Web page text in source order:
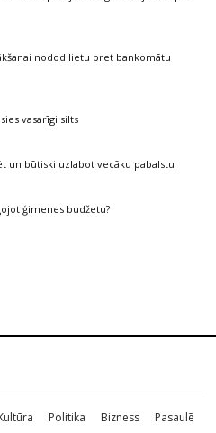
nodod lietu pret bankomātu
vasarīgi silts
un būtiski uzlabot vecāku pabalstu
ģimenes budžetu?
Politika Bizness Pasaulē